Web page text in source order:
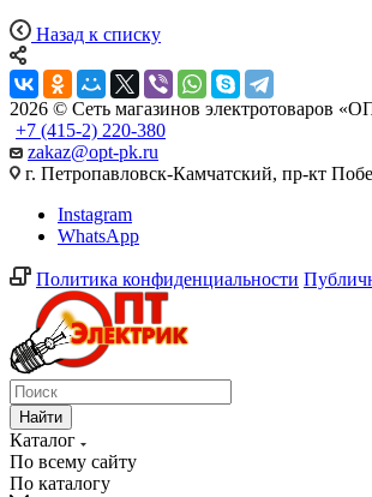
Назад к списку
2026 © Сеть магазинов электротоваров
+7 (415-2) 220-380
zakaz@opt-pk.ru
г. Петропавловск-Камчатский, пр-кт
Instagram
WhatsApp
Политика конфиденциальности
Найти
Каталог
По всему сайту
По каталогу